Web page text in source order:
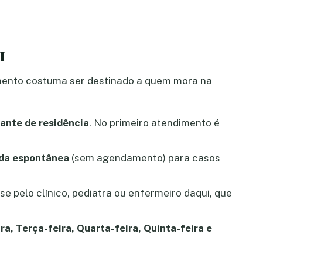
costuma ser destinado a quem mora na
de residência. No primeiro atendimento é
espontânea (sem agendamento) para casos
pelo clínico, pediatra ou enfermeiro daqui, que
Terça-feira, Quarta-feira, Quinta-feira e